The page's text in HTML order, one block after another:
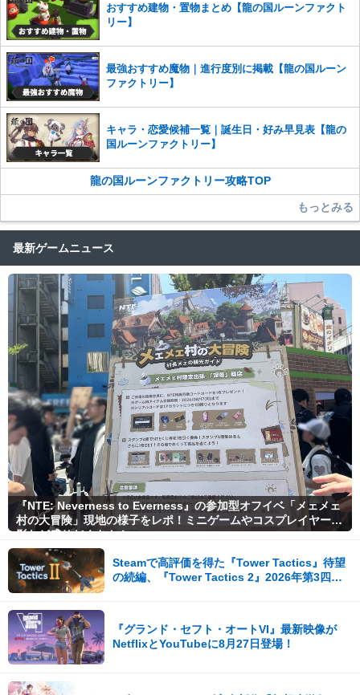
おすすめ建物・置物まとめ【龍の国ルーンファクト
リー】
最強おすすめ魔物｜進行度別に掲載【龍の国ルーン
ファクトリー】
キャラ・恋愛候補一覧｜誕生日・好み早見表【龍の
国ルーンファクトリー】
龍の国ルーンファクトリー攻略TOP
もっとみる
最新ゲームニュース
『NTE: Neverness to Everness』の参加型オフイベ「メェメェ
村の大冒険」現地の様子をレポ！ミニゲームやコスプレイヤー撮
影など盛りだくさん！
Steamで高評価を得た『Tower Tactics』待望
の続編、『Tower Tactics 2』2026年第3四半
『グランド・セフト・オートVI』最新映像が
NetflixとYouTubeに8月27日登場！